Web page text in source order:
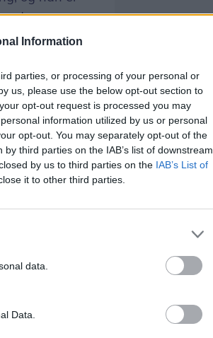
Information
parties, or processing of your personal or
us, please use the below opt-out section to
opt-out request is processed you may
information utilized by us or personal
opt-out. You may separately opt-out of the
third parties on the IAB’s list of downstream
by us to third parties on the IAB’s List of
it to other third parties.
data.
Data.
er
Del artikel